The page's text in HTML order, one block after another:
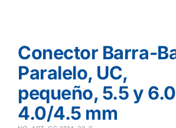
Conector Barra-
Paralelo, UC,
pequeño, 5.5 y
4.0/4.5 mm